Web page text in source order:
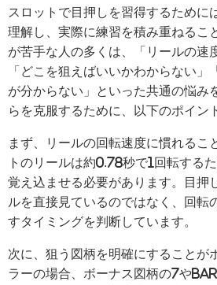
スロットで目押しを習得するために
理解し、実際に練習を積み重ねるこ
が苦手な人の多くは、「リールの速
「どこを狙えばいいかわからない」
が分からない」といった共通の悩み
らを克服するために、以下のポイン
まず、リールの回転速度に慣れるこ
トのリールは約0.78秒で1回転する
覚え込ませる必要があります。目押
ルを直接見ているのではなく、回転
すタイミングを判断しています。
次に、狙う図柄を明確にすることが
ラーの場合、ボーナス図柄の7や